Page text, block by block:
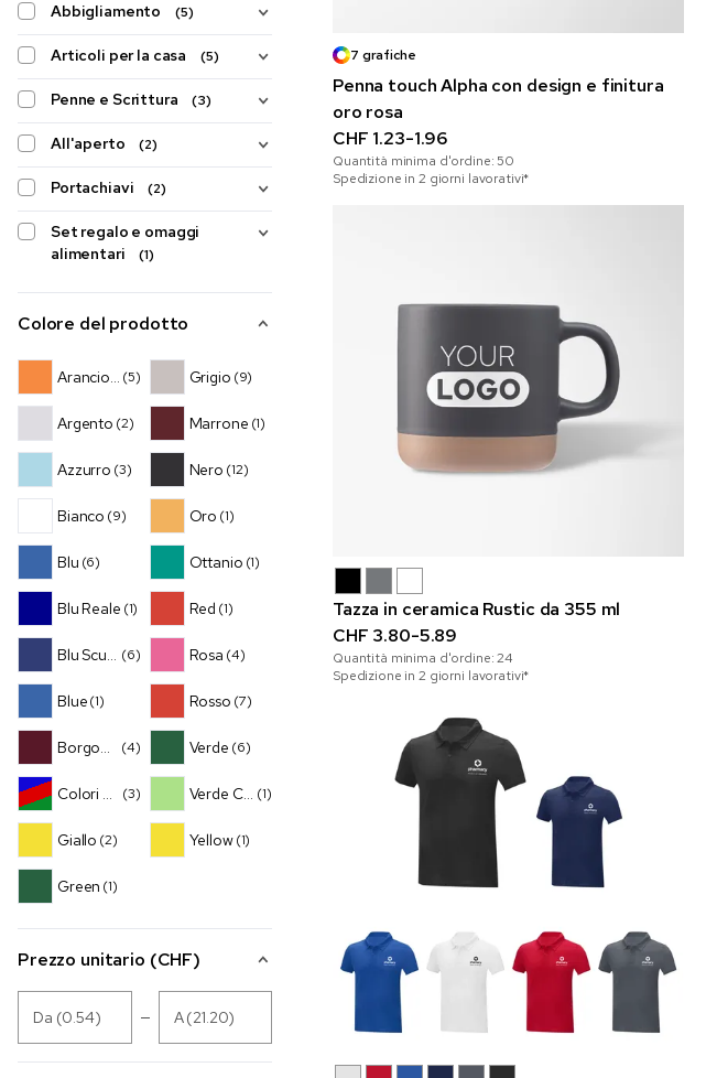
Abbigliamento (5)
Articoli per la casa (5)
Penne e Scrittura (3)
All'aperto (2)
Portachiavi (2)
Set regalo e omaggi
alimentari
(1)
Colore del prodotto
Arancione(5)
Argento (2)
Azzurro (3)
Bianco (9)
Blu (6)
Blu Reale (1)
Blu Scuro (6)
Blue(1)
Borgogna(4)
Colori Assortiti
(3)
Giallo (2)
Green (1)
Grigio (9)
Marrone (1)
Nero (12)
Oro (1)
Ottanio (1)
Red (1)
Rosa (4)
Rosso (7)
Verde (6)
Verde Chiaro
(1)
Yellow (1)
Prezzo unitario (CHF)
Da (0.54) A (21.20)
7 grafiche
Penna touch Alpha con design e finitura
oro rosa
CHF 1.23-1.96
Quantità minima d'ordine:50
Spedizione in 2 giorni lavorativi*
Tazza in ceramica Rustic da 355 ml
CHF 3.80-5.89
Quantità minima d'ordine:24
Spedizione in 2 giorni lavorativi*